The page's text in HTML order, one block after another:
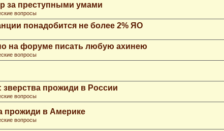
за преступными умами
вопросы
понадобится не более 2% ЯО
на форуме писать любую ахинею
вопросы
зверства прожиди в России
вопросы
прожиди в Америке
вопросы